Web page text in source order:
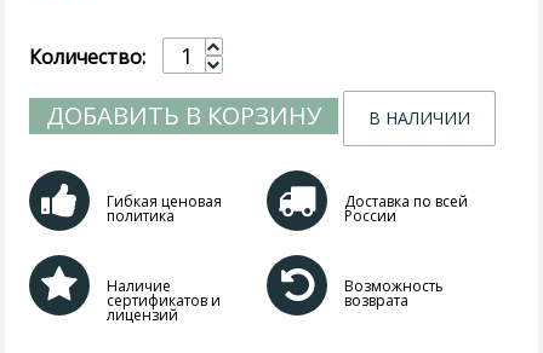
Количество:
ДОБАВИТЬ В КОРЗИНУ В НАЛИЧИИ
Гибкая ценовая
политика
Доставка по всей
России
Наличие
сертификатов и
лицензий
Возможность
возврата